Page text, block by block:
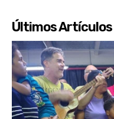
Últimos Artículos